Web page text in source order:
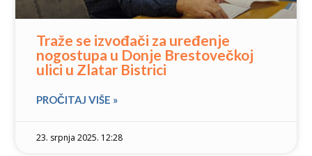
Traže se izvođači za uređenje
nogostupa u Donje Brestovečkoj
ulici u Zlatar Bistrici
PROČITAJ VIŠE »
23. srpnja 2025. 12:28